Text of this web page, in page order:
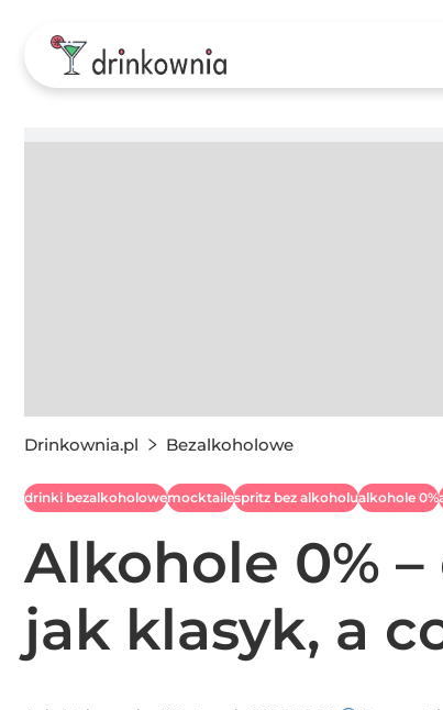
Drinkownia.pl Bezalkoholowe
drinki bezalkoholowemocktailespritz bez alkoholualkohole 0%
Alkohole 0%
jak klasyk, a